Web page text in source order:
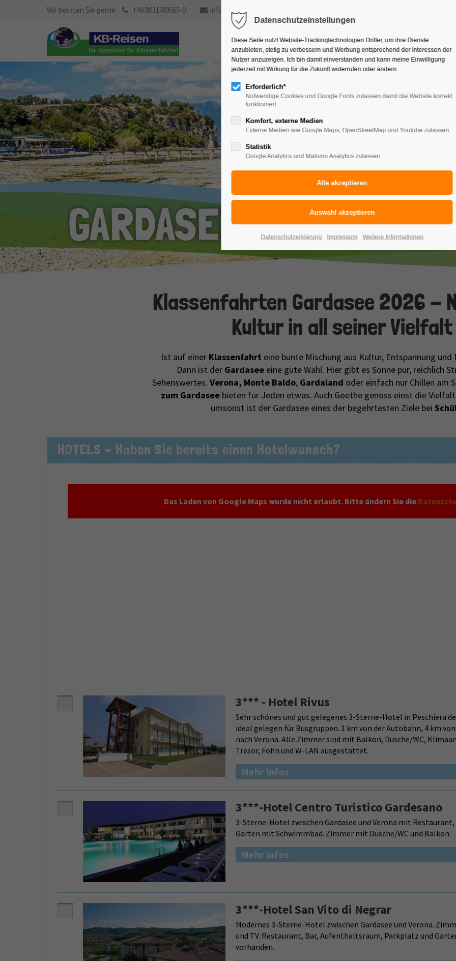
Wir beraten Sie gerne +49 8031/80665-0 info@kb-reisen.de
Klassenfahrten Pilgerreisen Studienreisen
GARDASEE
Klassenfahrt
Klassenfahrten Gardasee 2026 -
Kultur in all seiner Vielfalt
Ist auf einer Klassenfahrt eine bunte Mischung aus Kultur, Entspannung
Dann ist der Gardasee eine gute Wahl. Hier gibt es Sonne pur, reichlich
Sehenswertes. Verona, Monte Baldo, Gardaland oder einfach nur Chillen am
zum Gardaseebieten für Jeden etwas. Auch Goethe genoss einst die
umsonst ist der Gardasee eines der begehrtesten Ziele bei
HOTELS – Haben Sie bereits einen Hotelwunsch?
Das Laden von Google Maps wurde nicht erlaubt. Bitte ändern Sie die
3*** - Hotel Rivus
Sehr schönes und gut gelegenes 3-Sterne-Hotel in Peschiera
ideal gelegen für Busgruppen. 1 km von der Autobahn, 4 km
nach Verona. Alle Zimmer sind mit Balkon, Dusche/WC,
Tresor, Föhn und W-LAN ausgestattet.
Mehr infos
3***-Hotel Centro Turistico Gardesano
3-Sterne-Hotel zwischen Gardasee und Verona mit
Garten mit Schwimmbad. Zimmer mit Dusche/WC und Balkon.
Mehr infos
3***-Hotel San Vito di Negrar
Modernes 3-Sterne-Hotel zwischen Gardasee und Verona.
und TV. Restaurant, Bar, Aufenthaltsraum, Parkplatz und
vorhanden.
Datenschutzeinstellungen
Diese Seite nutzt Website-Trackingtechnologien Dritter, um ihre Dienste
anzubieten, stetig zu verbessern und Werbung entsprechend der Interessen der
Nutzer anzuzeigen. Ich bin damit einverstanden und kann meine Einwilligung
jederzeit mit Wirkung für die Zukunft widerrufen oder ändern.
Erforderlich*
Notwendige Cookies und Google Fonts zulassen damit die Website korrekt
funktioniert
Komfort, externe Medien
Externe Medien wie Google Maps, OpenStreetMap und Youtube zulassen
Statistik
Google Analytics und Matomo Analytics zulassen
Datenschutzerklärung Impressum Weitere Informationen